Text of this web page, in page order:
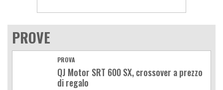
PROVE
PROVA
QJ Motor SRT 600 SX, crossover a prezzo
di regalo